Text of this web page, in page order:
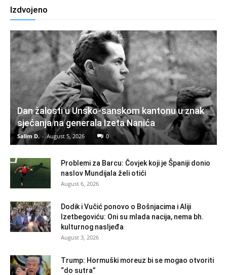
Izdvojeno
Dan žalosti u Unsko-sanskom kantonu u znak
sjećanja na generala Izeta Nanića
Salim D. - August 5, 2026 0
Problemi za Barcu: Čovjek koji je Španiji donio
naslov Mundijala želi otići
August 6, 2026
Dodik i Vučić ponovo o Bošnjacima i Aliji
Izetbegoviću: Oni su mlada nacija, nema bh.
kulturnog nasljeđa
August 3, 2026
Trump: Hormuški moreuz bi se mogao otvoriti
“do sutra”